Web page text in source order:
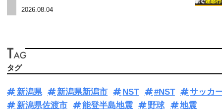
2026.08.04
タグ
新潟県 新潟県新潟市 NST #NST
サッカ
新潟県佐渡市
能登半島地震 野球
地震